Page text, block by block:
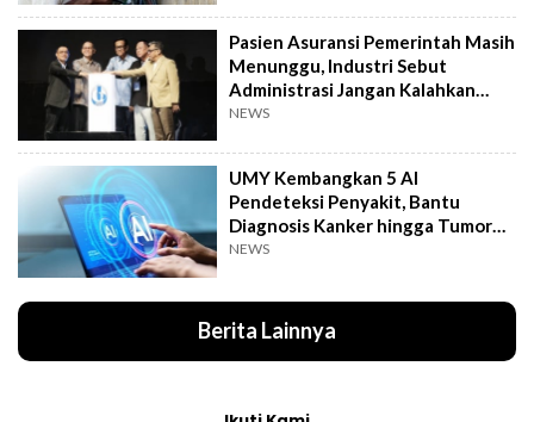
Pasien Asuransi Pemerintah Masih
Menunggu, Industri Sebut
Administrasi Jangan Kalahkan
Kemanusiaan
NEWS
UMY Kembangkan 5 AI
Pendeteksi Penyakit, Bantu
Diagnosis Kanker hingga Tumor
Otak Lebih Cepat
NEWS
Berita Lainnya